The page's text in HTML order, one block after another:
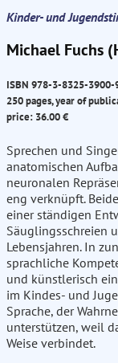
Kinder- und
Michael Fuchs
ISBN 978-3-8325-3900-
250 pages, year of
price: 36.00 €
Sprechen und
anatomischen
neuronalen
eng verknüpft.
einer ständigen
Säuglingsschreien
Lebensjahren. In
sprachliche
und künstlerisch
im Kindes- und
Sprache, der
unterstützen, weil
Weise verbindet.